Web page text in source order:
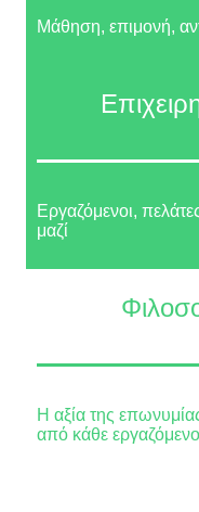
Μάθηση, επιμονή,
Εργαζόμενοι,
μαζί
Η αξία της
από κάθε